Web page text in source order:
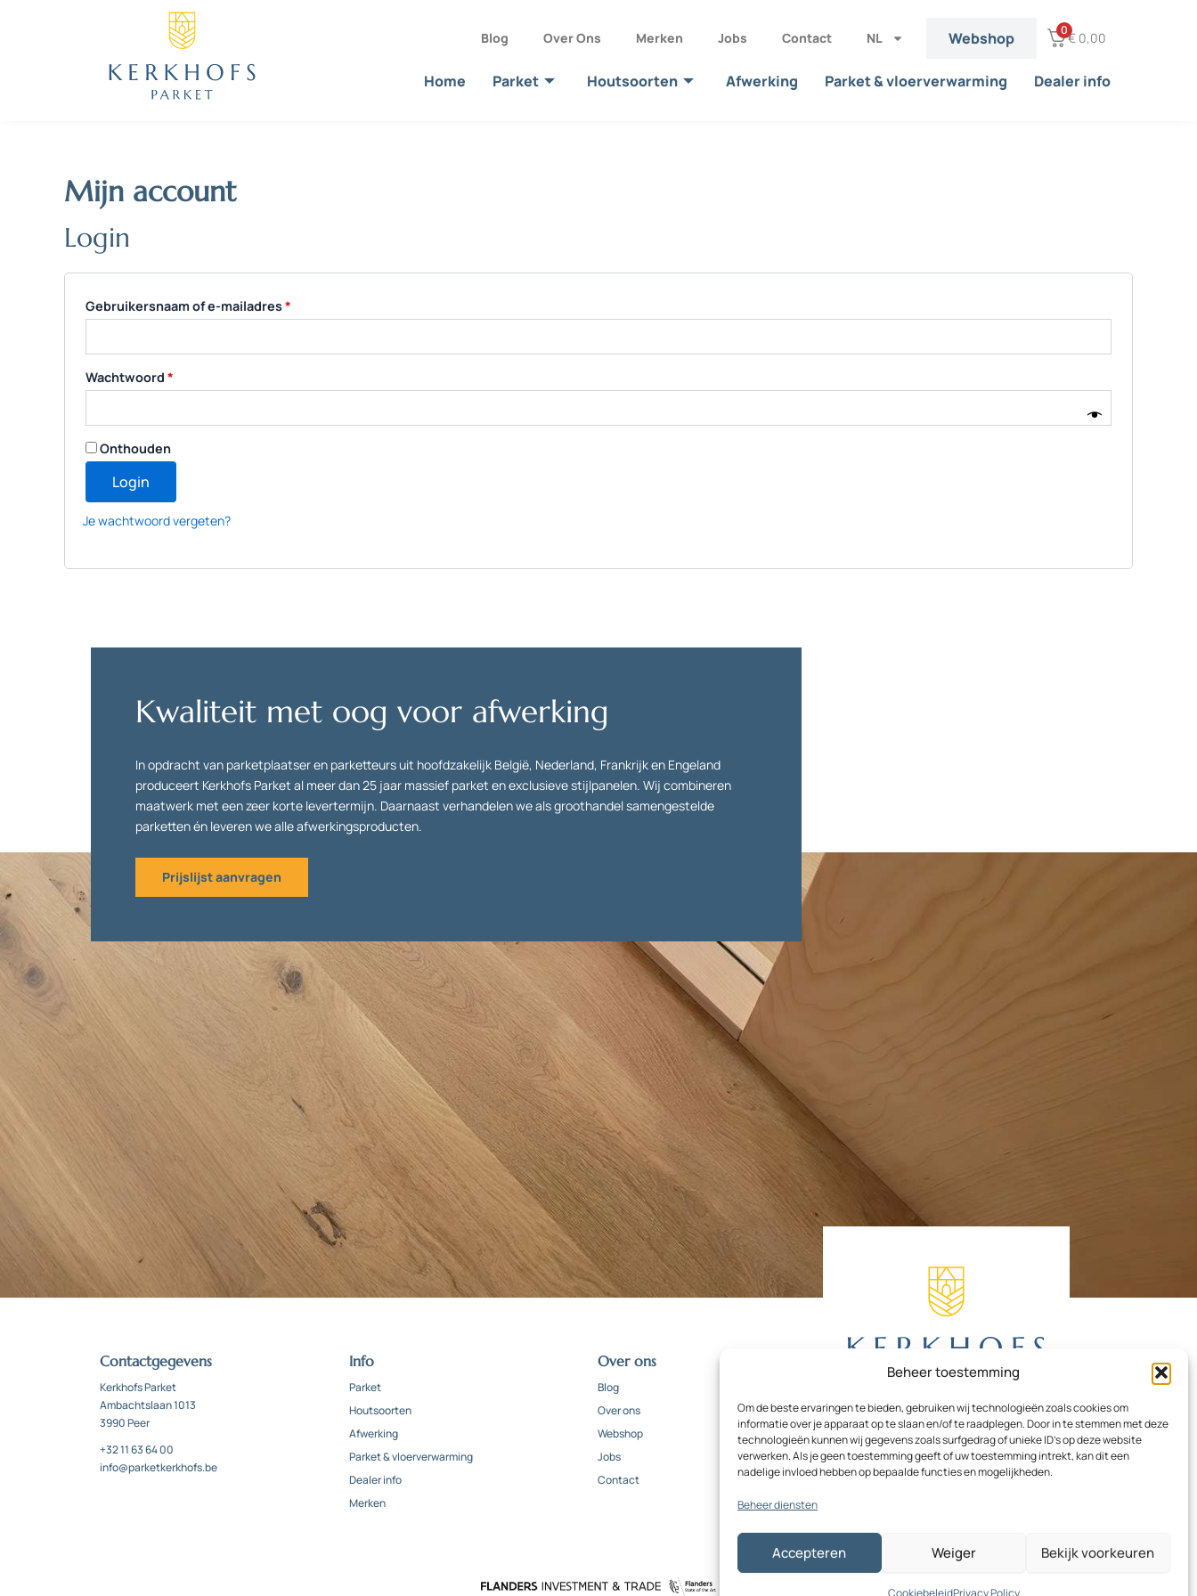
Beheer toestemming
Om de beste ervaringen te bieden, gebruiken wij technologieën zoals cookies om
informatie over je apparaat op te slaan en/of te raadplegen. Door in te stemmen met deze
technologieën kunnen wij gegevens zoals surfgedrag of unieke ID's op deze website
verwerken. Als je geen toestemming geeft of uw toestemming intrekt, kan dit een
nadelige invloed hebben op bepaalde functies en mogelijkheden.
Beheer diensten
Accepteren Weiger Bekijk voorkeuren
CookiebeleidPrivacy Policy
Blog Over Ons Merken Jobs Contact NL Webshop 0€ 0,00
Home Parket Houtsoorten Afwerking Parket & vloerverwarming Dealer info
Mijn account
Login
Gebruikersnaam of e-mailadres*
Wachtwoord *
Vereist
Onthouden
Login
Je wachtwoord vergeten?
Kwaliteit met oog voor afwerking
In opdracht van parketplaatser en parketteurs uit hoofdzakelijk België, Nederland, Frankrijk en Engeland
produceert Kerkhofs Parket al meer dan 25 jaar massief parket en exclusieve stijlpanelen. Wij combineren
maatwerk met een zeer korte levertermijn. Daarnaast verhandelen we als groothandel samengestelde
parketten én leveren we alle afwerkingsproducten.
Prijslijst aanvragen
Contactgegevens
Kerkhofs Parket
Ambachtslaan 1013
3990 Peer
+32 11 63 64 00
info@parketkerkhofs.be
Info
Parket
Houtsoorten
Afwerking
Parket & vloerverwarming
Dealer info
Merken
Over ons
Blog
Over ons
Webshop
Jobs
Contact
F
a
L